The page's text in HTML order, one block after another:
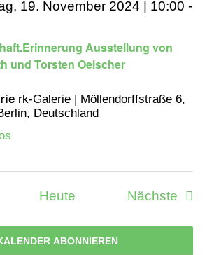
Ausstellung von
und Torsten Oelscher
19. November 2024 | 10:00 -
rk-Galerie | Möllendorffstraße 6,
Deutschland
Heute Nächste
ABONNIEREN